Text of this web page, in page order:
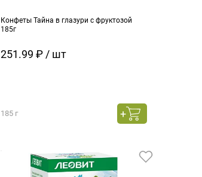
Конфеты Тайна в глазури с фруктозой
185г
251.99 ₽ / шт
185 г